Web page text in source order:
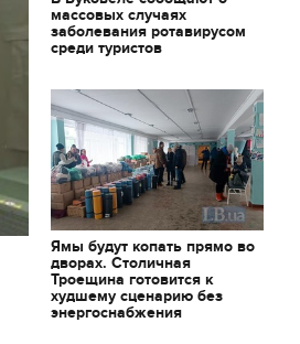
массовых случаях
заболевания ротавирусом
среди туристов
Ямы будут копать прямо во
дворах. Столичная
Троещина готовится к
худшему сценарию без
энергоснабжения